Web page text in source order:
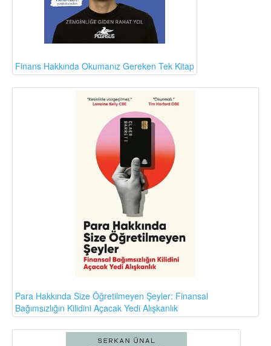
Finans Hakkında Okumanız Gereken Tek Kitap
Para Hakkında Size Öğretilmeyen Şeyler: Finansal
Bağımsızlığın Kilidini Açacak Yedi Alışkanlık